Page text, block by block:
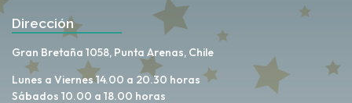
Dirección
Gran Bretaña 1058, Punta Arenas, Chile
Lunes a Viernes 14.00 a 20.30 horas
Sábados 10.00 a 18.00 horas